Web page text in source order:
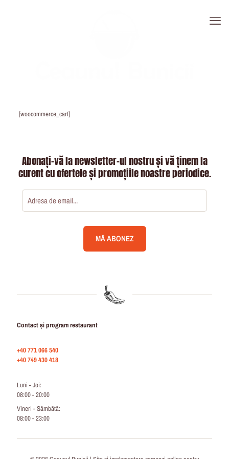
[woocommerce_cart]
Abonați-vă la newsletter-ul nostru și vă ținem la
curent cu ofertele și promoțiile noastre periodice.
Contact și program restaurant
+40 771 066 540
+40 749 430 418
Luni - Joi:
08:00 - 20:00
Vineri - Sâmbătă:
08:00 - 23:00